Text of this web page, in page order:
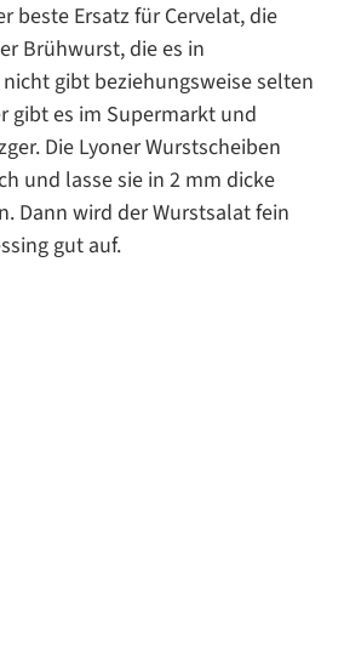
beste Ersatz für Cervelat, die
Brühwurst, die es in
gibt beziehungsweise selten
gibt es im Supermarkt und
Die Lyoner Wurstscheiben
und lasse sie in 2 mm dicke
Dann wird der Wurstsalat fein
gut auf.